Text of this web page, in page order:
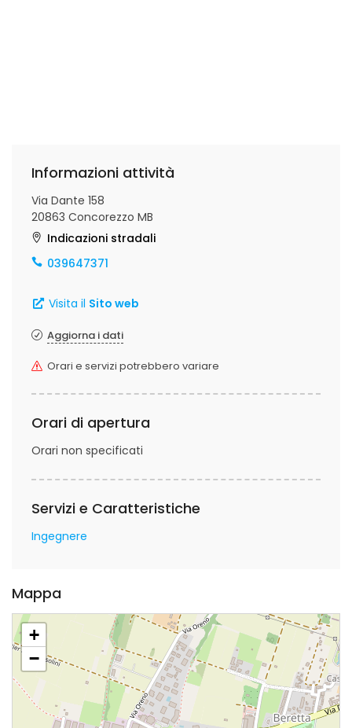
Informazioni attività
Via Dante 158
20863 Concorezzo MB
Indicazioni stradali
039647371
Visita il Sito web
Aggiorna i dati
Orari e servizi potrebbero variare
Orari di apertura
Orari non specificati
Servizi e Caratteristiche
Ingegnere
Mappa
+
−